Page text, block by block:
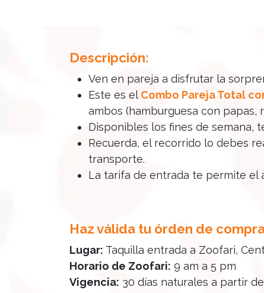
Descripción:
Ven en pareja a disfrutar la
Este es el Combo Pareja Total
ambos (hamburguesa con
Disponibles los fines de semana,
Recuerda, el recorrido lo debes
transporte.
La tarifa de entrada te permite el
Haz válida tu órden de
Lugar: Taquilla entrada a Zoofari,
Horario de Zoofari: 9 am a 5 pm
Vigencia: 30 días naturales a partir